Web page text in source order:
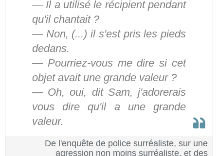
— Il a utilisé le récipient pendant
qu'il chantait ?
— Non, (...) il s'est pris les pieds
dedans.
— Pourriez-vous me dire si cet
objet avait une grande valeur ?
— Oh, oui, dit Sam, j'adorerais
vous dire qu'il a une grande
valeur.
De l'enquête de police surréaliste, sur une
agression non moins surréaliste, et des